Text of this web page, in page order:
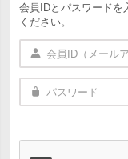
会員IDとパスワードを
ください。